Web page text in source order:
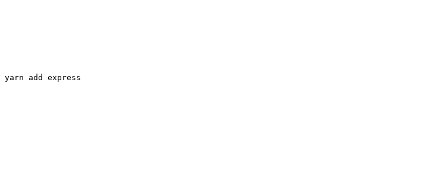
yarn add express